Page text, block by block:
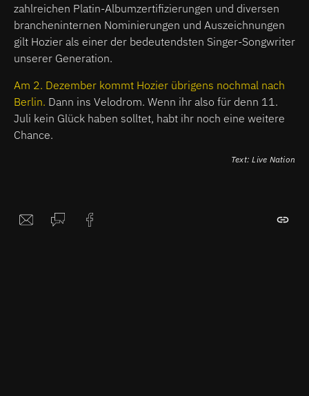
zahlreichen Platin-Albumzertifizierungen und diversen
brancheninternen Nominierungen und Auszeichnungen
gilt Hozier als einer der bedeutendsten Singer-Songwriter
unserer Generation.
Am 2. Dezember kommt Hozier übrigens nochmal nach
Berlin. Dann ins Velodrom. Wenn ihr also für denn 11.
Juli kein Glück haben solltet, habt ihr noch eine weitere
Chance.
Text: Live Nation